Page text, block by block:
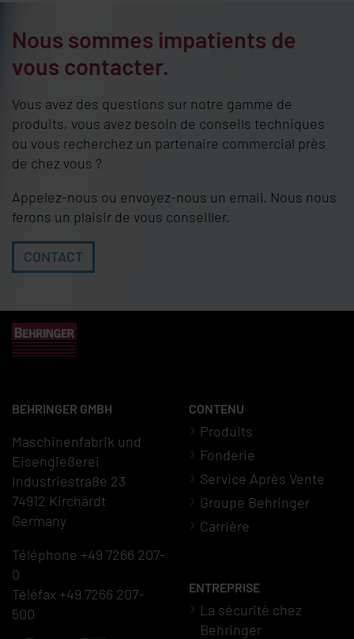
Nous sommes impatients de
vous contacter.
Vous avez des questions sur notre gamme de
produits, vous avez besoin de conseils techniques
ou vous recherchez un partenaire commercial près
de chez vous ?
Appelez-nous ou envoyez-nous un email. Nous nous
ferons un plaisir de vous conseiller.
CONTACT
BEHRINGER GMBH
Maschinenfabrik und
Eisengießerei
Industriestraße 23
74912 Kirchardt
Germany
Téléphone +49 7266 207-
0
Téléfax +49 7266 207-
500
CONTENU
Produits
Fonderie
Service Après Vente
Groupe Behringer
Carrière
ENTREPRISE
La sécurité chez
Behringer